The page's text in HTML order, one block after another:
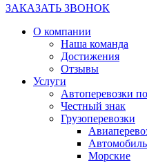
ЗАКАЗАТЬ ЗВОНОК
О компании
Наша команда
Достижения
Отзывы
Услуги
Автоперевозки
Честный знак
Грузоперевозки
Морские